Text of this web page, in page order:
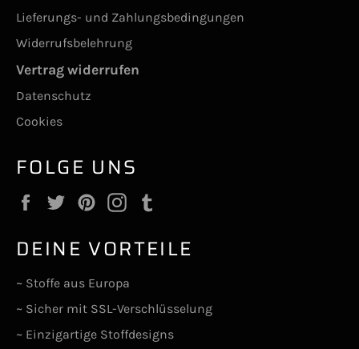
Lieferungs- und Zahlungsbedingungen
Widerrufsbelehrung
Vertrag widerrufen
Datenschutz
Cookies
FOLGE UNS
FacebookTwitterPinterestInstagram
DEINE VORTEILE
~ Stoffe aus Europa
~ Sicher mit SSL-Verschlüsselung
~ Einzigartige Stoffdesigns